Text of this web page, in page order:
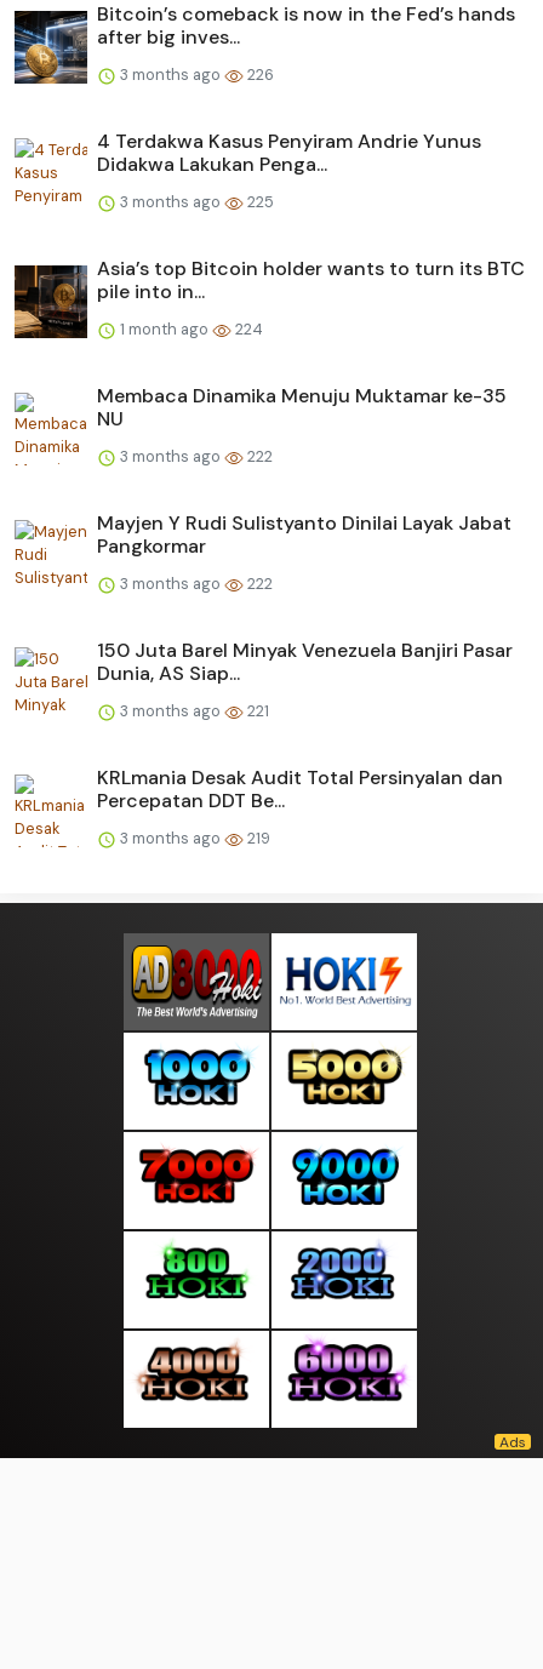
Bitcoin’s comeback is now in the Fed’s hands
after big inves...
3 months ago 226
4 Terdakwa Kasus Penyiram Andrie Yunus
Didakwa Lakukan Penga...
3 months ago 225
Asia’s top Bitcoin holder wants to turn its BTC
pile into in...
1 month ago 224
Membaca Dinamika Menuju Muktamar ke-35
NU
3 months ago 222
Mayjen Y Rudi Sulistyanto Dinilai Layak Jabat
Pangkormar
3 months ago 222
150 Juta Barel Minyak Venezuela Banjiri Pasar
Dunia, AS Siap...
3 months ago 221
KRLmania Desak Audit Total Persinyalan dan
Percepatan DDT Be...
3 months ago 219